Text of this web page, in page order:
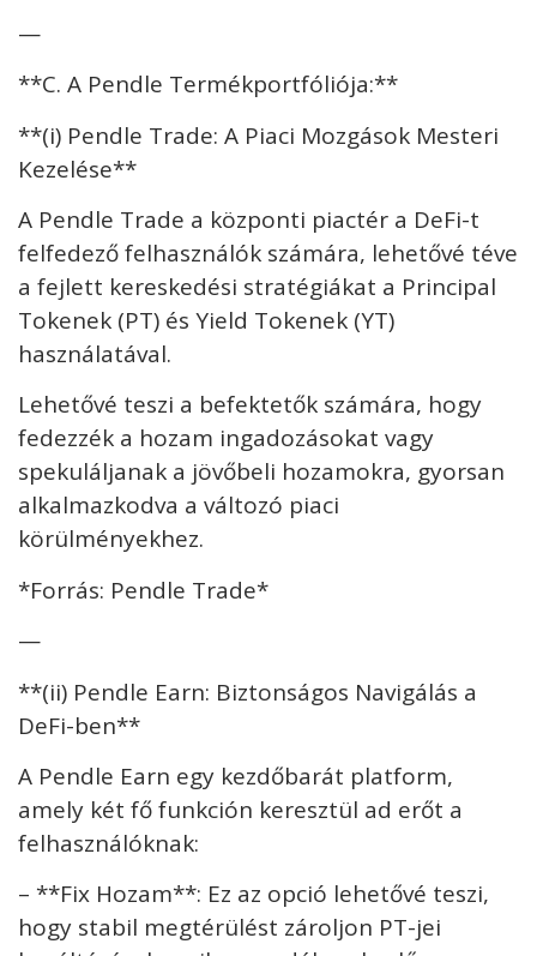
—
**C. A Pendle Termékportfóliója:**
**(i) Pendle Trade: A Piaci Mozgások Mesteri
Kezelése**
A Pendle Trade a központi piactér a DeFi-t
felfedező felhasználók számára, lehetővé téve
a fejlett kereskedési stratégiákat a Principal
Tokenek (PT) és Yield Tokenek (YT)
használatával.
Lehetővé teszi a befektetők számára, hogy
fedezzék a hozam ingadozásokat vagy
spekuláljanak a jövőbeli hozamokra, gyorsan
alkalmazkodva a változó piaci
körülményekhez.
*Forrás: Pendle Trade*
—
**(ii) Pendle Earn: Biztonságos Navigálás a
DeFi-ben**
A Pendle Earn egy kezdőbarát platform,
amely két fő funkción keresztül ad erőt a
felhasználóknak:
– **Fix Hozam**: Ez az opció lehetővé teszi,
hogy stabil megtérülést zároljon PT-jei